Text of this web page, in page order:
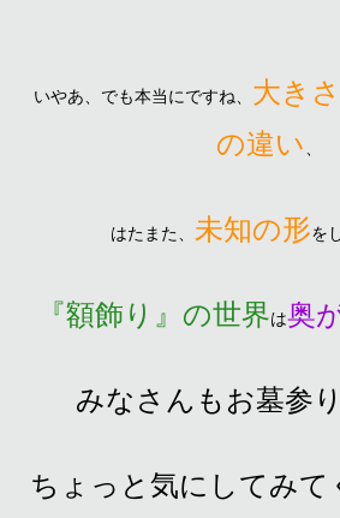
いやあ、でも本当にですね、 大きさ
の違い、
はたまた、 未知の形を
『額飾り』の世界は奥
みなさんもお墓参
ちょっと気にしてみて